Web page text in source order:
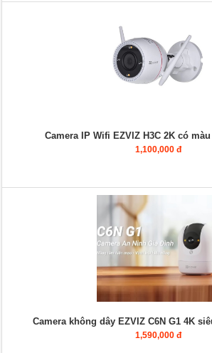
Camera IP Wifi EZVIZ H3C 2K có
1,100,000 đ
Camera không dây EZVIZ C6N G1 4K
1,590,000 đ